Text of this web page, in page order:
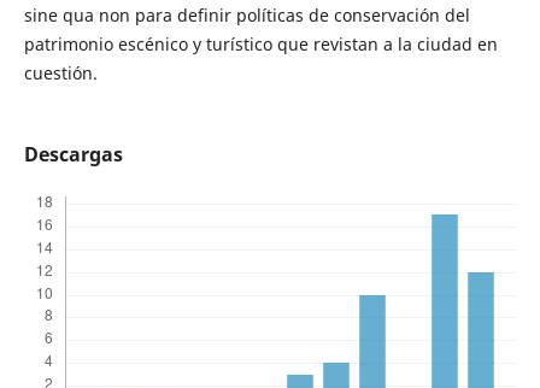
sine qua non para definir políticas de conservación del
patrimonio escénico y turístico que revistan a la ciudad en
cuestión.
Descargas